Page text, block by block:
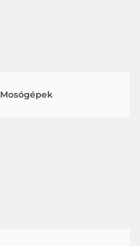
Mosógépek